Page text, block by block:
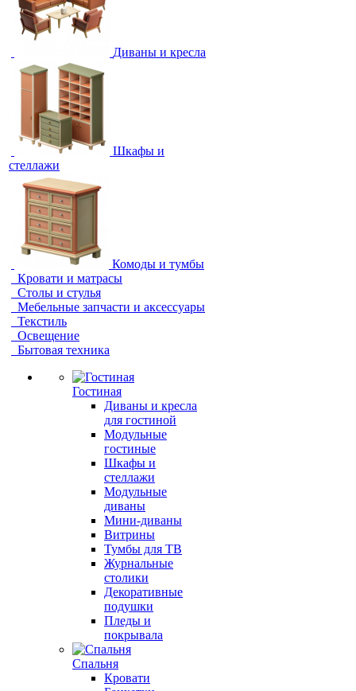
Диваны и кресла
Шкафы и
стеллажи
Комоды и тумбы
Кровати и матрасы
Столы и стулья
Мебельные запчасти и аксессуары
Текстиль
Освещение
Бытовая техника
Гостиная
Диваны и кресла
для гостиной
Модульные
гостиные
Шкафы и
стеллажи
Модульные
диваны
Мини-диваны
Витрины
Тумбы для ТВ
Журнальные
столики
Декоративные
подушки
Пледы и
покрывала
Спальня
Кровати